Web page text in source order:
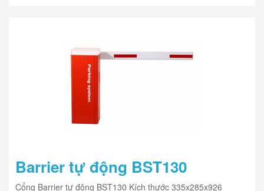
Barrier tự động BST130
Cổng Barrier tự động BST130 Kích thước 335x285x926